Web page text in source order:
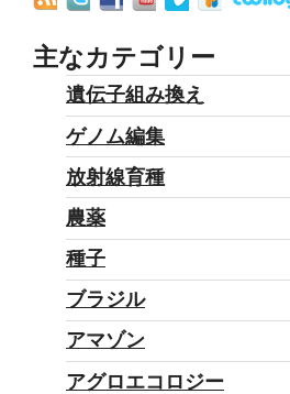
主なカテゴリー
遺伝子組み換え
ゲノム編集
放射線育種
農薬
種子
ブラジル
アマゾン
アグロエコロジー